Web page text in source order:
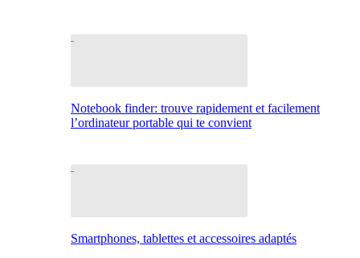
Notebook finder: trouve rapidement et facilement
l’ordinateur portable qui te convient
Smartphones, tablettes et accessoires adaptés